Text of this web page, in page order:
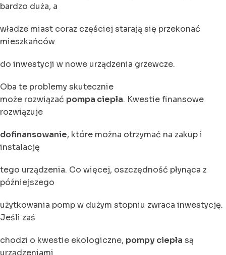
bardzo duża, a
władze miast coraz częściej starają się przekonać
mieszkańców
do inwestycji w nowe urządzenia grzewcze.
Oba te problemy skutecznie
może rozwiązać pompa ciepła. Kwestie finansowe
rozwiązuje
dofinansowanie, które można otrzymać na zakup i
instalację
tego urządzenia. Co więcej, oszczędność płynąca z
późniejszego
użytkowania pomp w dużym stopniu zwraca inwestycję.
Jeśli zaś
chodzi o kwestie ekologiczne, pompy ciepła są
urządzeniami